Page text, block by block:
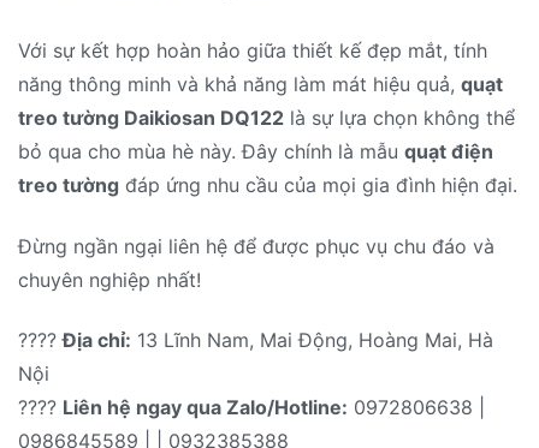
Với sự kết hợp hoàn hảo giữa thiết kế đẹp mắt, tính
năng thông minh và khả năng làm mát hiệu quả, quạt
treo tường Daikiosan DQ122 là sự lựa chọn không thể
bỏ qua cho mùa hè này. Đây chính là mẫu quạt điện
treo tường đáp ứng nhu cầu của mọi gia đình hiện đại.
Đừng ngần ngại liên hệ để được phục vụ chu đáo và
chuyên nghiệp nhất!
????Địa chỉ: 13 Lĩnh Nam, Mai Động, Hoàng Mai, Hà
Nội
???? Liên hệ ngay qua Zalo/Hotline: 0972806638 |
0986845589 | | 0932385388